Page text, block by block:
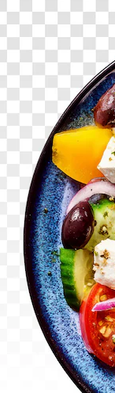
Die kreative
Arbeit zu
Abonnenten unter
Agenturen und
Deutsch
Copyright © 2010-2026